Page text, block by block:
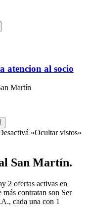
atencion al socio
Martín
«Ocultar vistos»
San Martín.
2 ofertas activas en
contratan son Ser
cada una con 1